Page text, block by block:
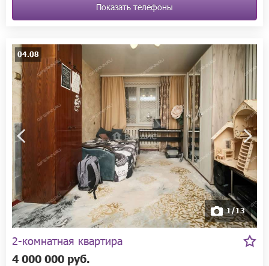
Показать телефоны
04.08
1/13
2-комнатная квартира
4 000 000 руб.